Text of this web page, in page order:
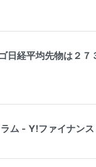
日経平均先物は２
ム - Y!ファイナンス